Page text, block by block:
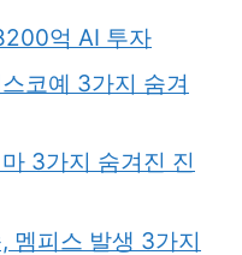
억 AI 투자
코예 3가지 숨겨
3가지 숨겨진 진
멤피스 발생 3가지